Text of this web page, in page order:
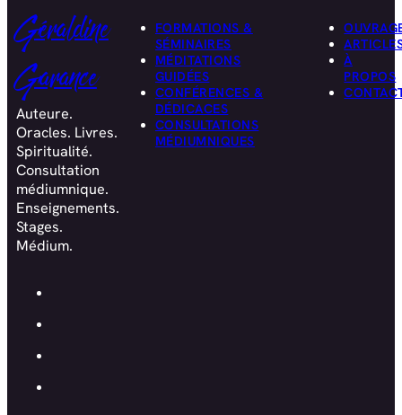
Géraldine
Garance
Auteure.
Oracles. Livres.
Spiritualité.
Consultation
médiumnique.
Enseignements.
Stages.
Médium.
FORMATIONS &
SÉMINAIRES
MÉDITATIONS
GUIDÉES
CONFÉRENCES &
DÉDICACES
CONSULTATIONS
MÉDIUMNIQUES
À
PROPOS